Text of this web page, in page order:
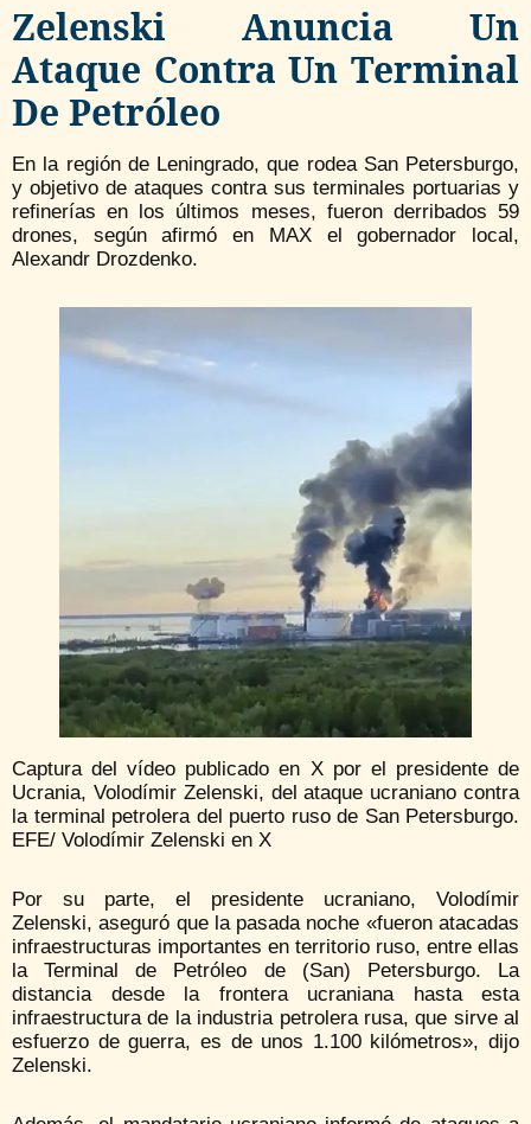
Zelenski Anuncia Un
Ataque Contra Un Terminal
De Petróleo
En la región de Leningrado, que rodea San Petersburgo,
y objetivo de ataques contra sus terminales portuarias y
refinerías en los últimos meses, fueron derribados 59
drones, según afirmó en MAX el gobernador local,
Alexandr Drozdenko.
Captura del vídeo publicado en X por el presidente de
Ucrania, Volodímir Zelenski, del ataque ucraniano contra
la terminal petrolera del puerto ruso de San Petersburgo.
EFE/ Volodímir Zelenski en X
Por su parte, el presidente ucraniano, Volodímir
Zelenski, aseguró que la pasada noche «fueron atacadas
infraestructuras importantes en territorio ruso, entre ellas
la Terminal de Petróleo de (San) Petersburgo. La
distancia desde la frontera ucraniana hasta esta
infraestructura de la industria petrolera rusa, que sirve al
esfuerzo de guerra, es de unos 1.100 kilómetros», dijo
Zelenski.